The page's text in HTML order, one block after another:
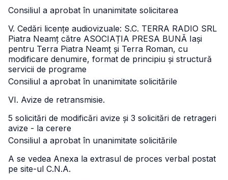
Consiliul a aprobat în unanimitate solicitarea
V. Cedări licențe audiovizuale: S.C. TERRA RADIO SRL
Piatra Neamț către ASOCIAȚIA PRESA BUNĂ Iași
pentru Terra Piatra Neamț și Terra Roman, cu
modificare denumire, format de principiu și structură
servicii de programe
Consiliul a aprobat în unanimitate solicitările
VI. Avize de retransmisie.
5 solicitări de modificări avize și 3 solicitări de retrageri
avize - la cerere
Consiliul a aprobat în unanimitate solicitările
A se vedea Anexa la extrasul de proces verbal postat
pe site-ul C.N.A.